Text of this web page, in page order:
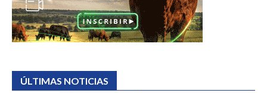
ÚLTIMAS NOTICIAS